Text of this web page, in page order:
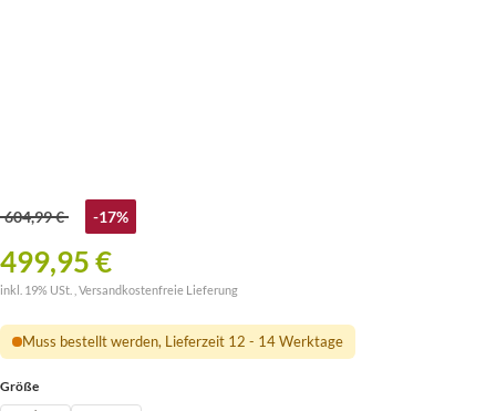
604,99 € -17%
499,95 €
inkl. 19% USt. , Versandkostenfreie Lieferung
Muss bestellt werden, Lieferzeit 12 - 14 Werktage
Größe